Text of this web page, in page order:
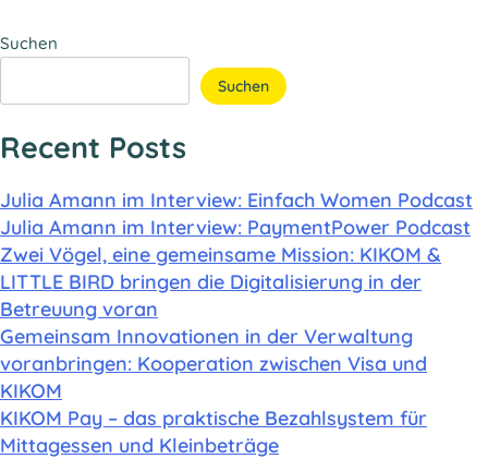
Suchen
Suchen
Recent Posts
Julia Amann im Interview: Einfach Women Podcast
Julia Amann im Interview: PaymentPower Podcast
Zwei Vögel, eine gemeinsame Mission: KIKOM &
LITTLE BIRD bringen die Digitalisierung in der
Betreuung voran
Gemeinsam Innovationen in der Verwaltung
voranbringen: Kooperation zwischen Visa und
KIKOM
KIKOM Pay – das praktische Bezahlsystem für
Mittagessen und Kleinbeträge